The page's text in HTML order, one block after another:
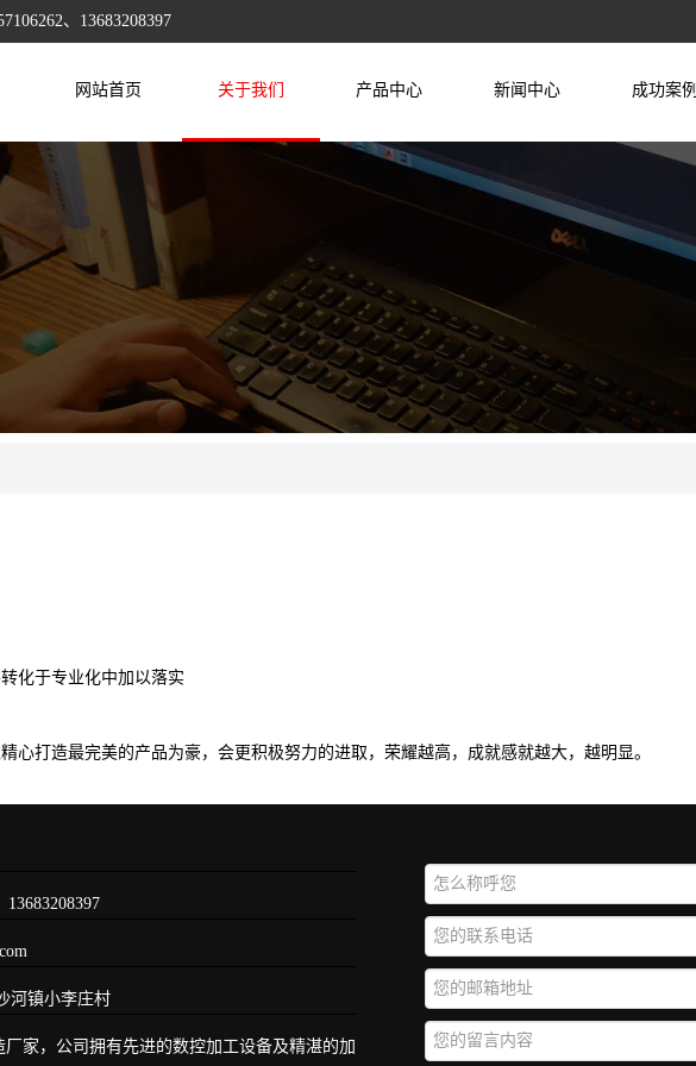
、13683208397
网站首页 关于我们 产品中心 新闻中心 成功案例
化于专业化中加以落实
心打造最完美的产品为豪，会更积极努力的进取，荣耀越高，成就感就越大，越明显。
13683208397
河镇小李庄村
家，公司拥有先进的数控加工设备及精湛的加